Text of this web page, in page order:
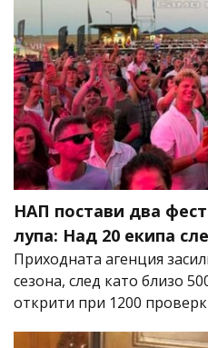
НАП постави два
лупа: Над 20 екипа
Приходната агенция
сезона, след като близо
открити при 1200